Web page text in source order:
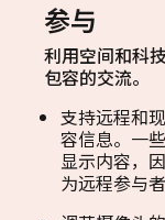
参与
利用空间和科
包容的交流。
支持远程和
容信息。一
显示内容，
为远程参与